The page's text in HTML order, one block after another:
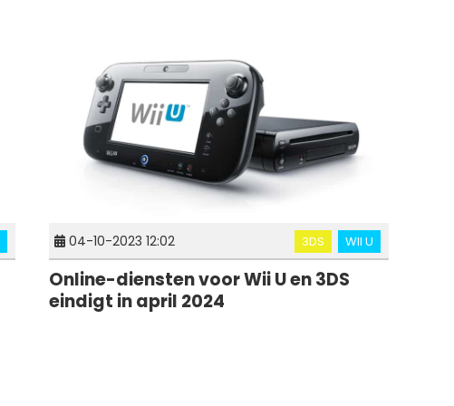
04-10-2023 12:02 3DS WII U
Online-diensten voor Wii U en 3DS
eindigt in april 2024